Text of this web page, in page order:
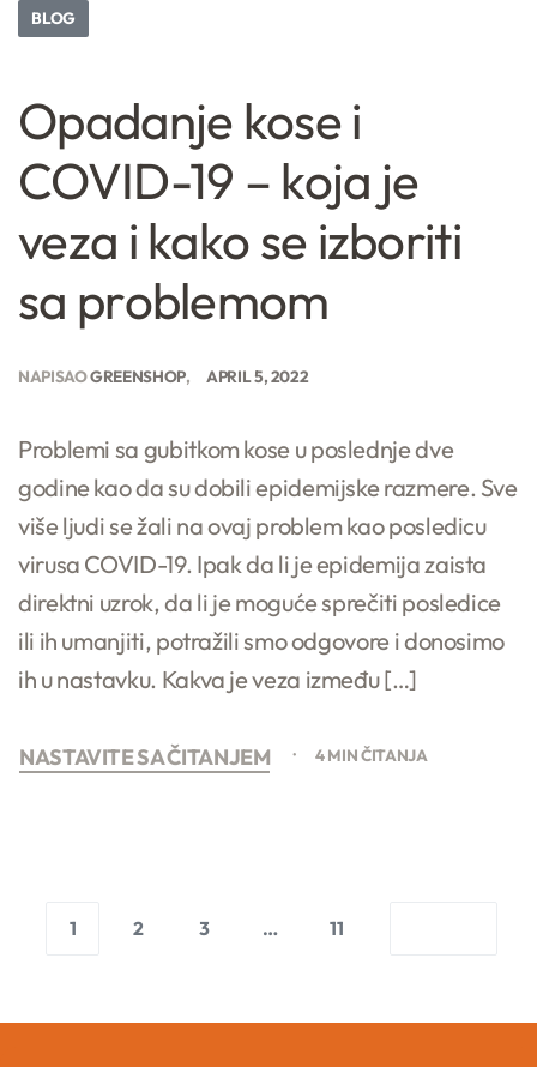
BLOG
Opadanje kose i
COVID-19 – koja je
veza i kako se izboriti
sa problemom
NAPISAOGREENSHOP APRIL 5, 2022
Problemi sa gubitkom kose u poslednje dve
godine kao da su dobili epidemijske razmere. Sve
više ljudi se žali na ovaj problem kao posledicu
virusa COVID-19. Ipak da li je epidemija zaista
direktni uzrok, da li je moguće sprečiti posledice
ili ih umanjiti, potražili smo odgovore i donosimo
ih u nastavku. Kakva je veza između […]
NASTAVITE SA ČITANJEM 4 MIN ČITANJA
1 2 3 … 11